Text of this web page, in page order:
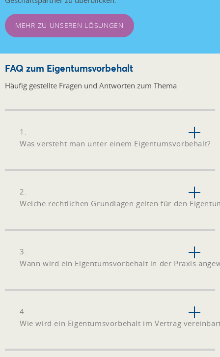
MEHR ZU UNSEREN LÖSUNGEN
FAQ zum Eigentumsvorbehalt
Häufig gestellte Fragen und Antworten zum Thema
1.
Was versteht man unter einem Eigentumsvorbehalt?
2.
Welche rechtlichen Grundlagen gelten für den
3.
Wann wird ein Eigentumsvorbehalt in der Praxis
4.
Wie wird ein Eigentumsvorbehalt im Vertrag